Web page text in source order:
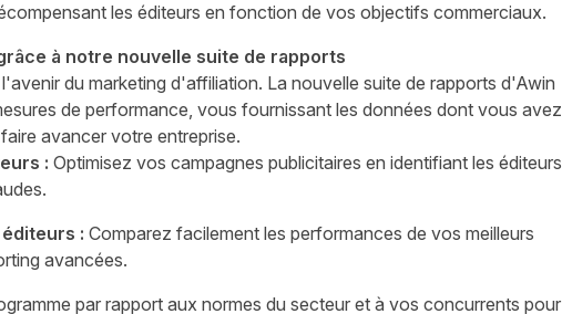
les éditeurs en fonction de vos objectifs commerciaux.
à notre nouvelle suite de rapports
du marketing d'affiliation. La nouvelle suite de rapports d'Awin
de performance, vous fournissant les données dont vous avez
avancer votre entreprise.
: Optimisez vos campagnes publicitaires en identifiant les éditeurs
: Comparez facilement les performances de vos meilleurs
avancées.
par rapport aux normes du secteur et à vos concurrents pour